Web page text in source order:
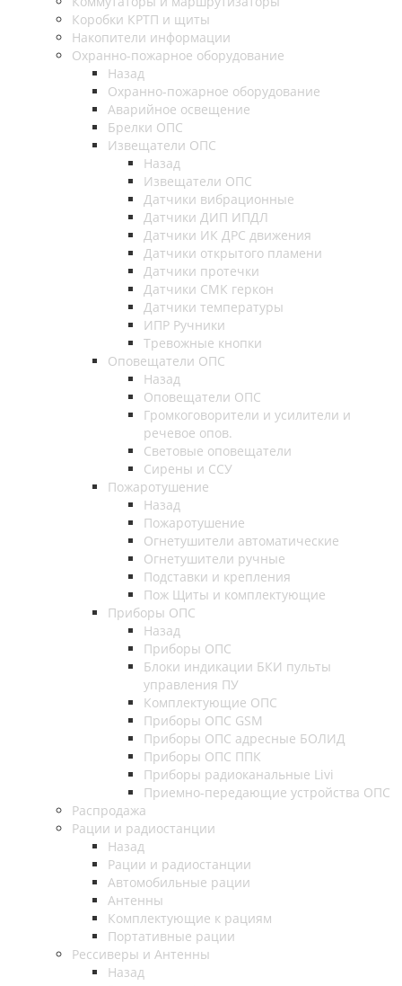
Коробки КРТП и щиты
Накопители информации
Охранно-пожарное оборудование
Назад
Охранно-пожарное оборудование
Аварийное освещение
Брелки ОПС
Извещатели ОПС
Назад
Извещатели ОПС
Датчики вибрационные
Датчики ДИП ИПДЛ
Датчики ИК ДРС движения
Датчики открытого пламени
Датчики протечки
Датчики СМК геркон
Датчики температуры
ИПР Ручники
Тревожные кнопки
Оповещатели ОПС
Назад
Оповещатели ОПС
Громкоговорители и усилители и
речевое опов.
Световые оповещатели
Сирены и ССУ
Пожаротушение
Назад
Пожаротушение
Огнетушители автоматические
Огнетушители ручные
Подставки и крепления
Пож Щиты и комплектующие
Приборы ОПС
Назад
Приборы ОПС
Блоки индикации БКИ пульты
управления ПУ
Комплектующие ОПС
Приборы ОПС GSM
Приборы ОПС адресные БОЛИД
Приборы ОПС ППК
Приборы радиоканальные Livi
Приемно-передающие устройства ОПС
Распродажа
Рации и радиостанции
Назад
Рации и радиостанции
Автомобильные рации
Антенны
Комплектующие к рациям
Портативные рации
Рессиверы и Антенны
Назад